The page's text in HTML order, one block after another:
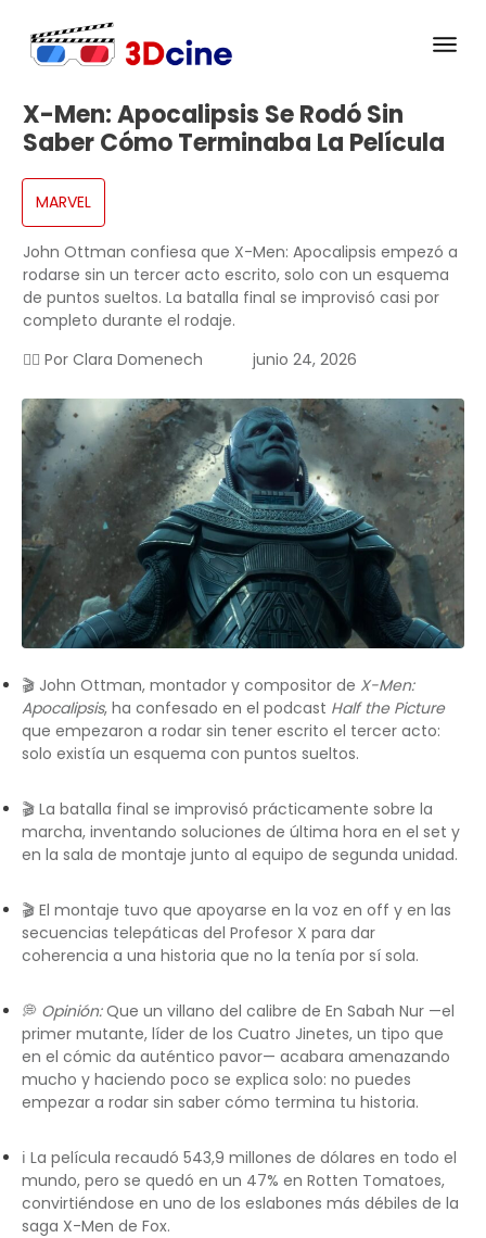
X-Men: Apocalipsis Se Rodó Sin
Saber Cómo Terminaba La Película
MARVEL
John Ottman confiesa que X-Men: Apocalipsis empezó a
rodarse sin un tercer acto escrito, solo con un esquema
de puntos sueltos. La batalla final se improvisó casi por
completo durante el rodaje.
✍🏻 Por Clara Domenech junio 24, 2026
🎬 John Ottman, montador y compositor de X-Men:
Apocalipsis, ha confesado en el podcast Half the Picture
que empezaron a rodar sin tener escrito el tercer acto:
solo existía un esquema con puntos sueltos.
🎬 La batalla final se improvisó prácticamente sobre la
marcha, inventando soluciones de última hora en el set y
en la sala de montaje junto al equipo de segunda unidad.
🎬 El montaje tuvo que apoyarse en la voz en off y en las
secuencias telepáticas del Profesor X para dar
coherencia a una historia que no la tenía por sí sola.
💭 Opinión:Que un villano del calibre de En Sabah Nur —el
primer mutante, líder de los Cuatro Jinetes, un tipo que
en el cómic da auténtico pavor— acabara amenazando
mucho y haciendo poco se explica solo: no puedes
empezar a rodar sin saber cómo termina tu historia.
ℹ️ La película recaudó 543,9 millones de dólares en todo el
mundo, pero se quedó en un 47% en Rotten Tomatoes,
convirtiéndose en uno de los eslabones más débiles de la
saga X-Men de Fox.